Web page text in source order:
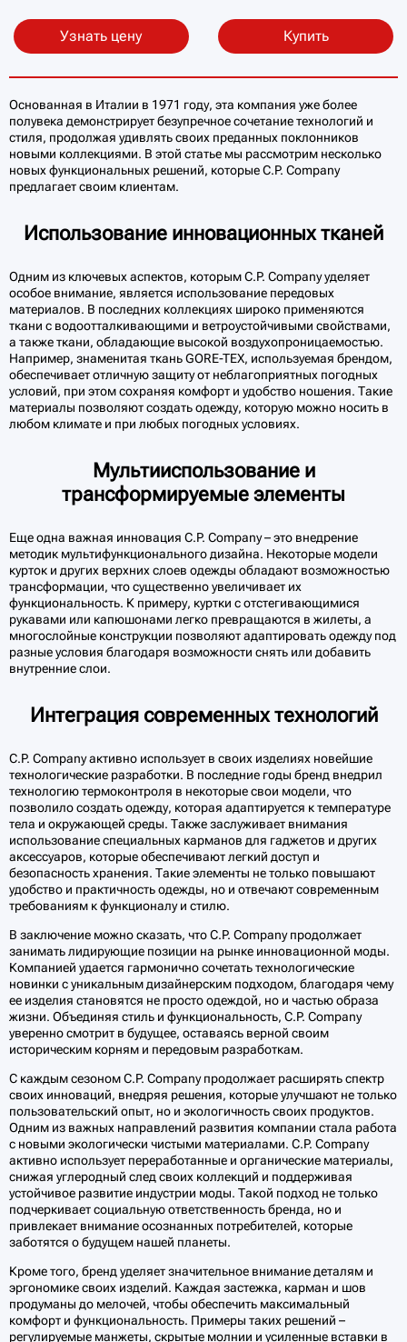
Узнать цену Купить
Основанная в Италии в 1971 году, эта компания уже более
полувека демонстрирует безупречное сочетание технологий и
стиля, продолжая удивлять своих преданных поклонников
новыми коллекциями. В этой статье мы рассмотрим несколько
новых функциональных решений, которые C.P. Company
предлагает своим клиентам.
Использование инновационных тканей
Одним из ключевых аспектов, которым C.P. Company уделяет
особое внимание, является использование передовых
материалов. В последних коллекциях широко применяются
ткани с водоотталкивающими и ветроустойчивыми свойствами,
а также ткани, обладающие высокой воздухопроницаемостью.
Например, знаменитая ткань GORE-TEX, используемая брендом,
обеспечивает отличную защиту от неблагоприятных погодных
условий, при этом сохраняя комфорт и удобство ношения. Такие
материалы позволяют создать одежду, которую можно носить в
любом климате и при любых погодных условиях.
Мультииспользование и
трансформируемые элементы
Еще одна важная инновация C.P. Company – это внедрение
методик мультифункционального дизайна. Некоторые модели
курток и других верхних слоев одежды обладают возможностью
трансформации, что существенно увеличивает их
функциональность. К примеру, куртки с отстегивающимися
рукавами или капюшонами легко превращаются в жилеты, а
многослойные конструкции позволяют адаптировать одежду под
разные условия благодаря возможности снять или добавить
внутренние слои.
Интеграция современных технологий
C.P. Company активно использует в своих изделиях новейшие
технологические разработки. В последние годы бренд внедрил
технологию термоконтроля в некоторые свои модели, что
позволило создать одежду, которая адаптируется к температуре
тела и окружающей среды. Также заслуживает внимания
использование специальных карманов для гаджетов и других
аксессуаров, которые обеспечивают легкий доступ и
безопасность хранения. Такие элементы не только повышают
удобство и практичность одежды, но и отвечают современным
требованиям к функционалу и стилю.
В заключение можно сказать, что C.P. Company продолжает
занимать лидирующие позиции на рынке инновационной моды.
Компанией удается гармонично сочетать технологические
новинки с уникальным дизайнерским подходом, благодаря чему
ее изделия становятся не просто одеждой, но и частью образа
жизни. Объединяя стиль и функциональность, C.P. Company
уверенно смотрит в будущее, оставаясь верной своим
историческим корням и передовым разработкам.
С каждым сезоном C.P. Company продолжает расширять спектр
своих инноваций, внедряя решения, которые улучшают не только
пользовательский опыт, но и экологичность своих продуктов.
Одним из важных направлений развития компании стала работа
с новыми экологически чистыми материалами. C.P. Company
активно использует переработанные и органические материалы,
снижая углеродный след своих коллекций и поддерживая
устойчивое развитие индустрии моды. Такой подход не только
подчеркивает социальную ответственность бренда, но и
привлекает внимание осознанных потребителей, которые
заботятся о будущем нашей планеты.
Кроме того, бренд уделяет значительное внимание деталям и
эргономике своих изделий. Каждая застежка, карман и шов
продуманы до мелочей, чтобы обеспечить максимальный
комфорт и функциональность. Примеры таких решений –
регулируемые манжеты, скрытые молнии и усиленные вставки в